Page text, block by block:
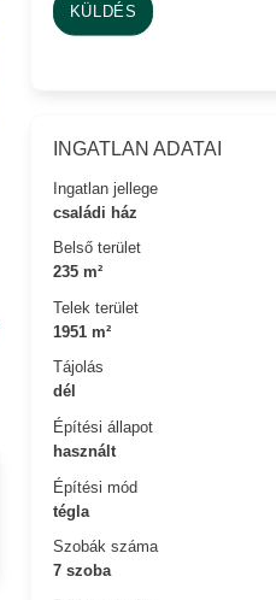
KÜLDÉS
INGATLAN ADATAI
Ingatlan jellege
családi ház
Belső terület
235 m²
Telek terület
1951 m²
Tájolás
dél
Építési állapot
használt
Építési mód
tégla
Szobák száma
7 szoba